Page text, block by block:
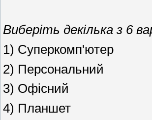
Виберіть декілька з 6
1) Суперкомп'ютер
2) Персональний
3) Офісний
4) Планшет